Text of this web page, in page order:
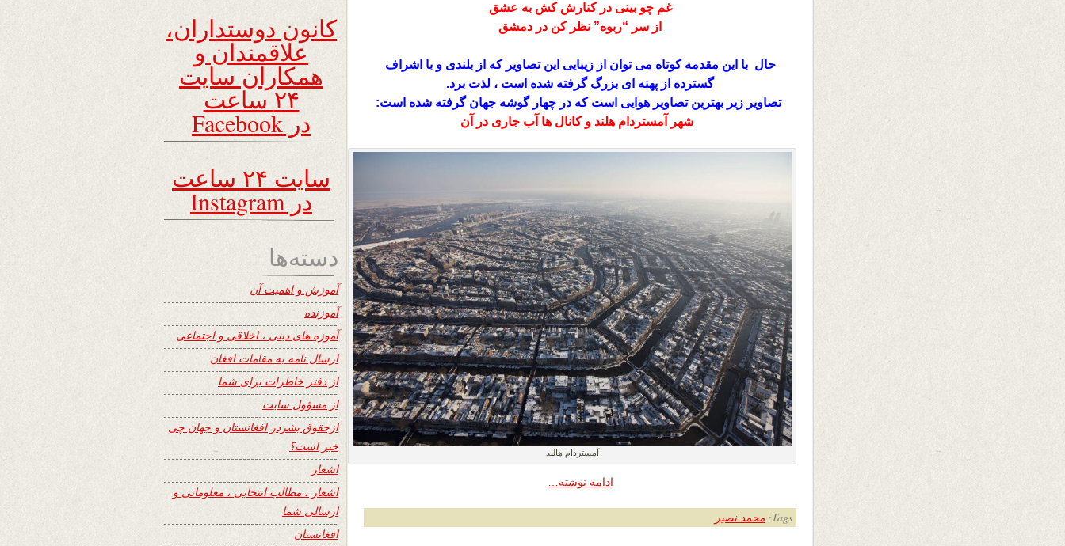
غم چو بینی در کنارش کش به عشق
از سر “ربوه” نظر کن در دمشق
حال با این مقدمه کوتاه می توان از زیبایی این تصاویر که از بلندی و با اشراف
گسترده از پهنه ای بزرگ گرفته شده است ، لذت برد.
تصاویر زیر بهترین تصاویر هوایی است که در چهار گوشه جهان گرفته شده است:
شهر آمستردام هلند و کانال ها آب جاری در آن
آمستردام هالند
ادامه نوشته…
Tags: محمد نصیر
کانون دوستداران،
علاقمندان و
همکاران سایت
۲۴ ساعت
در Facebook
سایت ۲۴ ساعت
در Instagram
دسته‌ها
آموزش و اهمیت آن
آموزنده
آموزه های دینی ، اخلاقی و اجتماعی
ارسال نامه به مقامات افغان
از دفتر خاطرات برای شما
از مسؤول سایت
ازحقوق بشردر افغانستان و جهان چی
خبر است؟
اشعار
اشعار ، مطالب انتخابی ، معلوماتی و
ارسالی شما
افغانستان